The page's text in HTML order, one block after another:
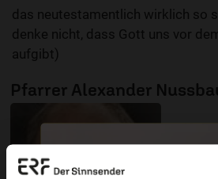
das neutestamentlich wirklich so
denke nicht, dass Gott uns vor
aufgibt)
Pfarrer Alexander